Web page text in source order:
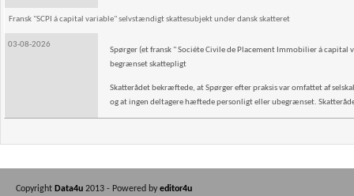
Fransk "SCPI á capital variable" selvstændigt skattesubjekt under dansk skatteret
03-08-2026
Spørger (et fransk " Sociéte Civile de Placement Immobilier á
begrænset skattepligt
Skatterådet bekræftede, at Spørger efter praksis var omfattet af
og at ingen deltagere hæftede personligt eller ubegrænset.
Copyright Data4u 2013 - Powered by editor4u